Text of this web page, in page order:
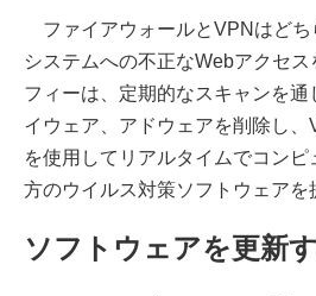
ファイアウォールとVPNはどち
システムへの不正なWebアクセ
フィーは、定期的なスキャンを
イウェア、アドウェアを削除し、
を使用してリアルタイムでコン
方のウイルス対策ソフトウェアを
ソフトウェアを更新